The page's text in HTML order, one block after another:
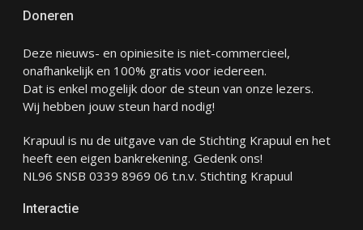
Doneren
Deze nieuws- en opiniesite is niet-commercieel,
onafhankelijk en 100% gratis voor iedereen.
Dat is enkel mogelijk door de steun van onze lezers.
Wij hebben jouw steun hard nodig!
Krapuul is nu de uitgave van de Stichting Krapuul en het
heeft een eigen bankrekening. Gedenk ons!
NL96 SNSB 0339 8969 06 t.n.v. Stichting Krapuul
Interactie